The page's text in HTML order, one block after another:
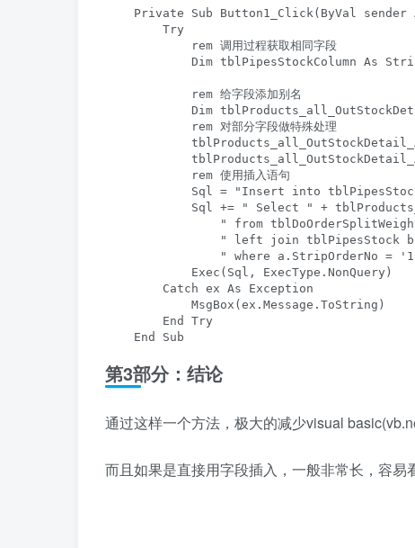
Private Sub Button1_Click(ByVal sender
Try
rem 调用过程获取相同字段
Dim tblPipesStockColumn As String =
rem 给字段添加别名
Dim
rem 对部分字段做特殊处理
rem 使用插入语句
Sql = "Insert into tblPipesStock(" +
Sql += " Select " +
" from tblDoOrderSplitWeight a "
" left join tblPipesStock b on
" where a.StripOrderNo =
Exec(Sql, ExecType.NonQuery)
Catch ex As Exception
MsgBox(ex.Message.ToString)
End Try
End Sub
第3部分：结论
通过这样一个方法，极大的减少visual
而且如果是直接用字段插入，一般非常长，容易